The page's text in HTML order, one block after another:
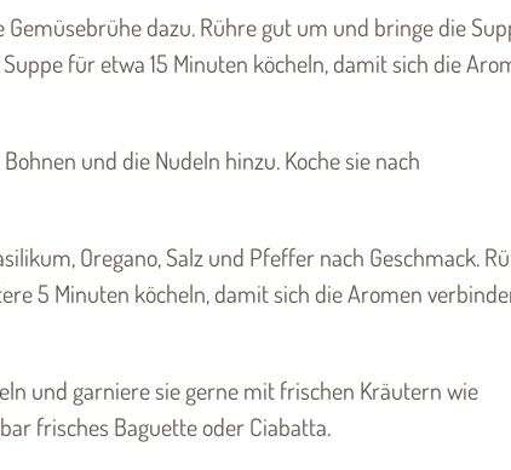
dazu. Rühre gut um und bringe die
für etwa 15 Minuten köcheln, damit sich die
und die Nudeln hinzu. Koche sie nach
Oregano, Salz und Pfeffer nach Geschmack.
5 Minuten köcheln, damit sich die Aromen
und garniere sie gerne mit frischen Kräutern wie
frisches Baguette oder Ciabatta.